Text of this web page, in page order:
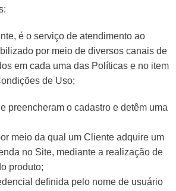
é o serviço de atendimento ao
por meio de diversos canais de
em cada uma das Políticas e no item
de Uso;
preencheram o cadastro e detêm uma
meio da qual um Cliente adquire um
no Site, mediante a realização de
produto;
definida pelo nome de usuário